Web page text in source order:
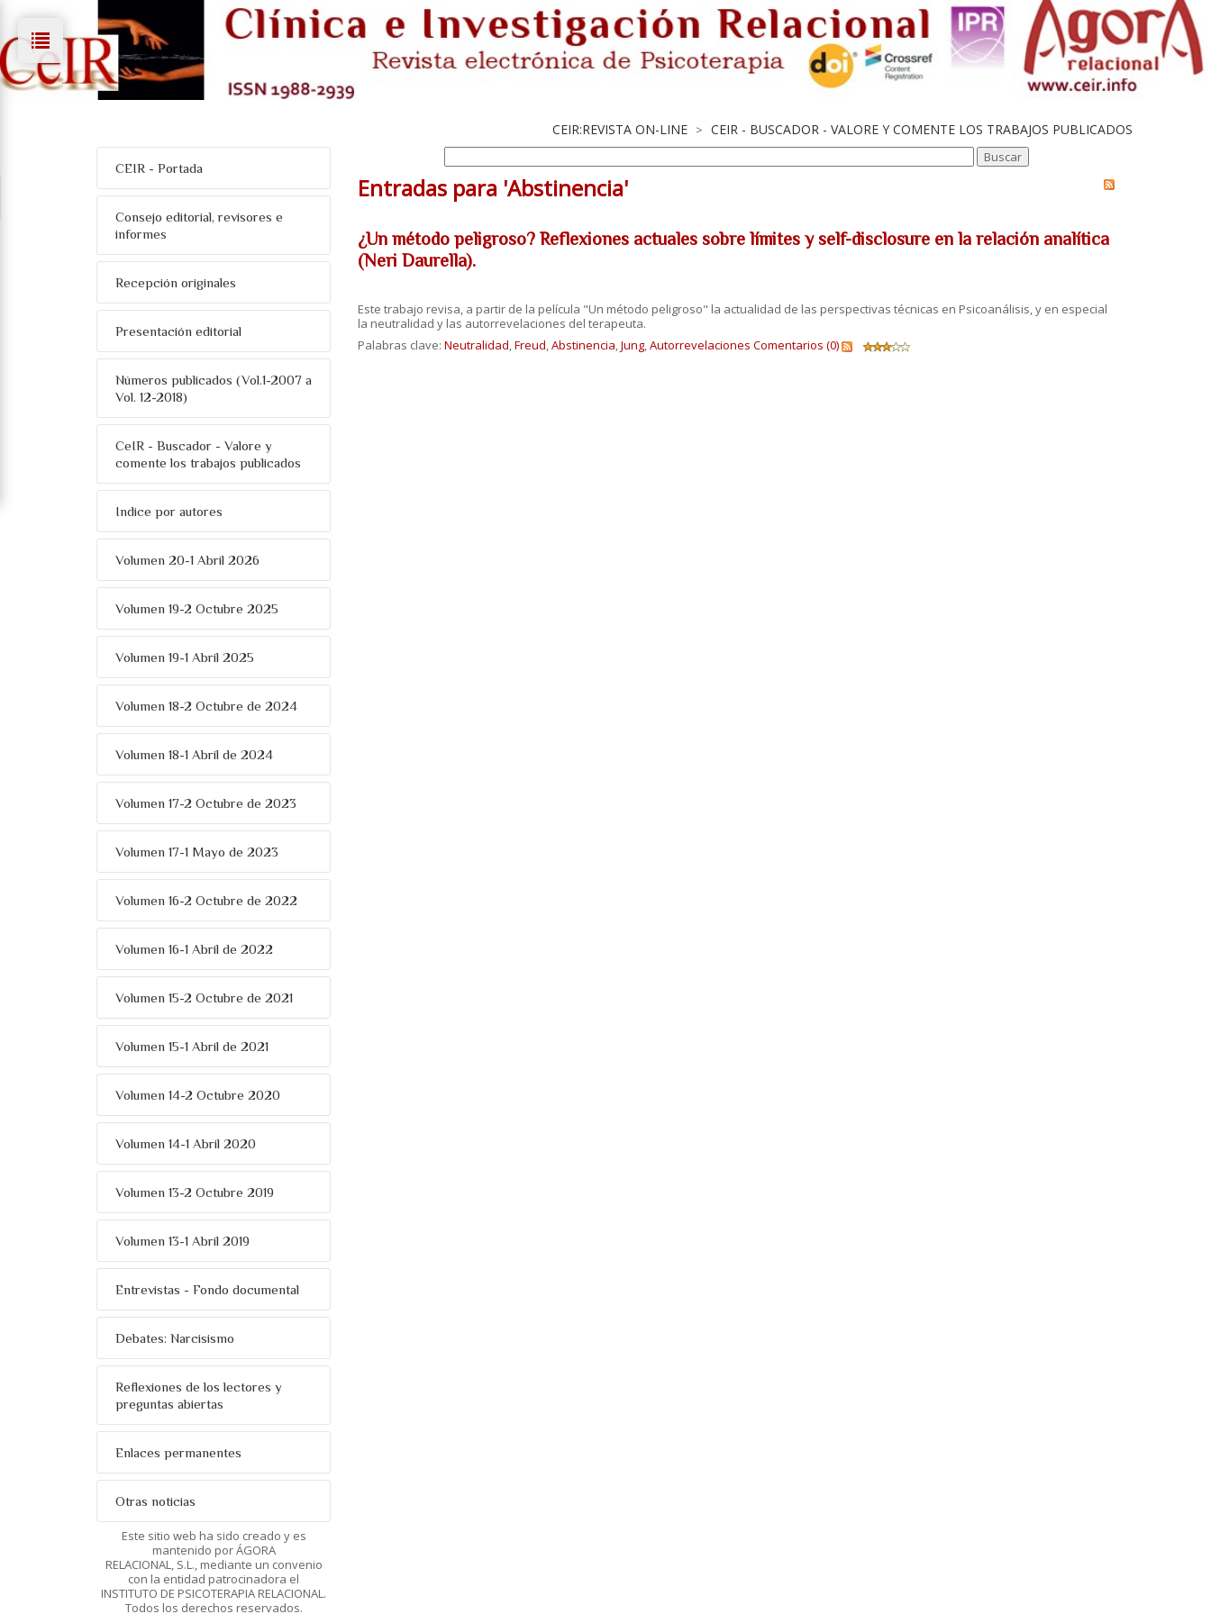
CEIR:REVISTA ON-LINE > CEIR - BUSCADOR - VALORE Y COMENTE LOS TRABAJOS PUBLICADOS
CEIR - Portada
Consejo editorial, revisores e
informes
Recepción originales
Presentación editorial
Números publicados (Vol.1-2007 a
Vol. 12-2018)
CeIR - Buscador - Valore y
comente los trabajos publicados
Indice por autores
Volumen 20-1 Abril 2026
Volumen 19-2 Octubre 2025
Volumen 19-1 Abril 2025
Volumen 18-2 Octubre de 2024
Volumen 18-1 Abril de 2024
Volumen 17-2 Octubre de 2023
Volumen 17-1 Mayo de 2023
Volumen 16-2 Octubre de 2022
Volumen 16-1 Abril de 2022
Volumen 15-2 Octubre de 2021
Volumen 15-1 Abril de 2021
Volumen 14-2 Octubre 2020
Volumen 14-1 Abril 2020
Volumen 13-2 Octubre 2019
Volumen 13-1 Abril 2019
Entrevistas - Fondo documental
Debates: Narcisismo
Reflexiones de los lectores y
preguntas abiertas
Enlaces permanentes
Otras noticias
Este sitio web ha sido creado y es
mantenido por ÁGORA
RELACIONAL, S.L., mediante un convenio
con la entidad patrocinadora el
INSTITUTO DE PSICOTERAPIA RELACIONAL.
Todos los derechos reservados.
Entradas para 'Abstinencia'
¿Un método peligroso? Reflexiones actuales sobre límites y self-disclosure en la relación analítica
(Neri Daurella).
Este trabajo revisa, a partir de la película "Un método peligroso" la actualidad de las perspectivas técnicas en Psicoanálisis, y en especial
la neutralidad y las autorrevelaciones del terapeuta.
Palabras clave: Neutralidad,Freud,Abstinencia,Jung,Autorrevelaciones Comentarios (0)